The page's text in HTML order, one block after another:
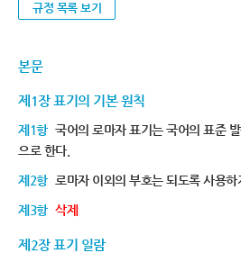
규정 목록 보기
본문
제1장 표기의 기본 원칙
제1항 국어의 로마자 표기는 국어의 표준
으로 한다.
제2항 로마자 이외의 부호는 되도록 사용하
제3항 삭제
제2장 표기 일람